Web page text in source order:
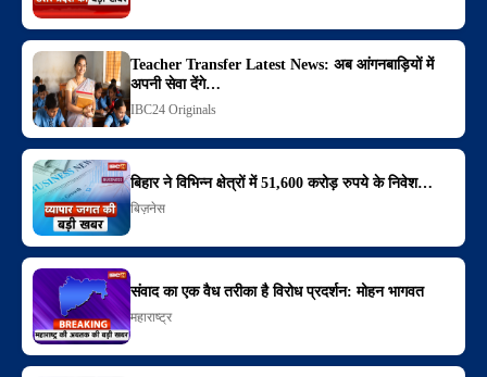
Teacher Transfer Latest News: अब आंगनबाड़ियों में
अपनी सेवा देंगे…
IBC24 Originals
बिहार ने विभिन्न क्षेत्रों में 51,600 करोड़ रुपये के निवेश…
बिज़नेस
संवाद का एक वैध तरीका है विरोध प्रदर्शन: मोहन भागवत
महाराष्ट्र